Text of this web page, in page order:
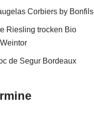
Corbiers by Bonfils
Riesling trocken Bio
de Segur Bordeaux